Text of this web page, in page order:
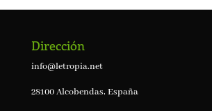
Dirección
info@letropia.net
28100 Alcobendas, España